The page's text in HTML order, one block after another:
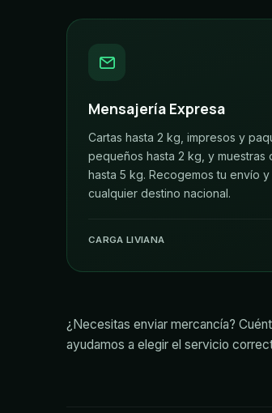
Mensajería Expresa
Cartas hasta 2 kg, impresos y
pequeños hasta 2 kg, y muestras
hasta 5 kg. Recogemos tu envío
cualquier destino nacional.
CARGA LIVIANA
¿Necesitas enviar mercancía?
ayudamos a elegir el servicio